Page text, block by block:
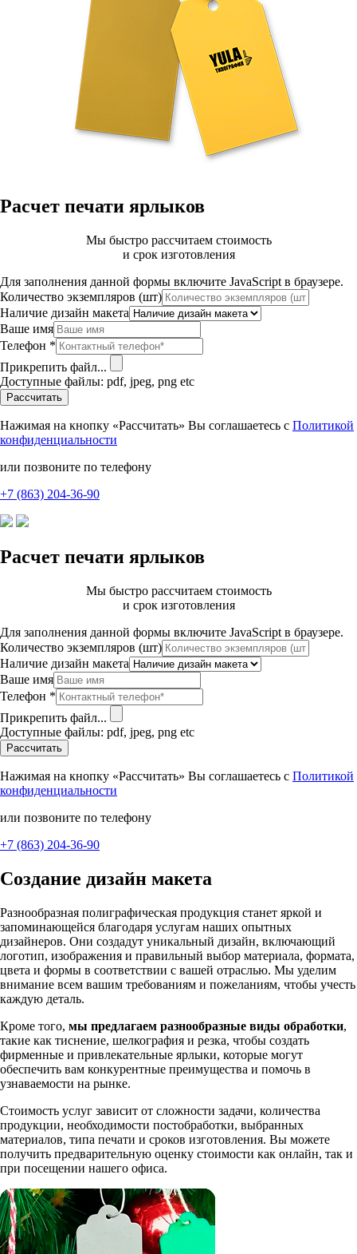
Расчет печати ярлыков
Мы быстро рассчитаем стоимость
и срок изготовления
Для заполнения данной формы включите JavaScript в браузере.
Количество экземпляров (шт)
Наличие дизайн макета
Ваше имя
Телефон *
Прикрепить файл...
Доступные файлы: pdf, jpeg, png etc
Рассчитать
Нажимая на кнопку «Рассчитать» Вы соглашаетесь с Политикой
конфиденциальности
или позвоните по телефону
+7 (863) 204-36-90
Расчет печати ярлыков
Мы быстро рассчитаем стоимость
и срок изготовления
Для заполнения данной формы включите JavaScript в браузере.
Количество экземпляров (шт)
Наличие дизайн макета
Ваше имя
Телефон *
Прикрепить файл...
Доступные файлы: pdf, jpeg, png etc
Рассчитать
Нажимая на кнопку «Рассчитать» Вы соглашаетесь с Политикой
конфиденциальности
или позвоните по телефону
+7 (863) 204-36-90
Создание дизайн макета
Разнообразная полиграфическая продукция станет яркой и
запоминающейся благодаря услугам наших опытных
дизайнеров. Они создадут уникальный дизайн, включающий
логотип, изображения и правильный выбор материала, формата,
цвета и формы в соответствии с вашей отраслью. Мы уделим
внимание всем вашим требованиям и пожеланиям, чтобы учесть
каждую деталь.
Кроме того, мы предлагаем разнообразные виды обработки,
такие как тиснение, шелкография и резка, чтобы создать
фирменные и привлекательные ярлыки, которые могут
обеспечить вам конкурентные преимущества и помочь в
узнаваемости на рынке.
Стоимость услуг зависит от сложности задачи, количества
продукции, необходимости постобработки, выбранных
материалов, типа печати и сроков изготовления. Вы можете
получить предварительную оценку стоимости как онлайн, так и
при посещении нашего офиса.